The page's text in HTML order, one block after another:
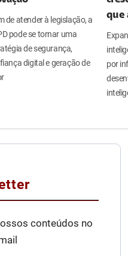
de atender à legislação, a
pode se tornar uma
de segurança,
digital e geração de
que
por
conteúdos no